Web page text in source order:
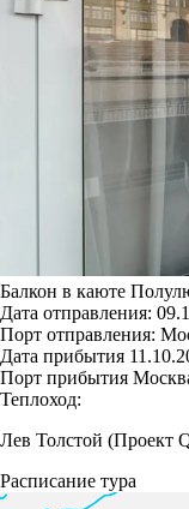
Балкон в каюте
Дата отправления:
Порт отправления:
Дата прибытия
Порт прибытия
Теплоход:
Лев Толстой (Проект
Расписание тура